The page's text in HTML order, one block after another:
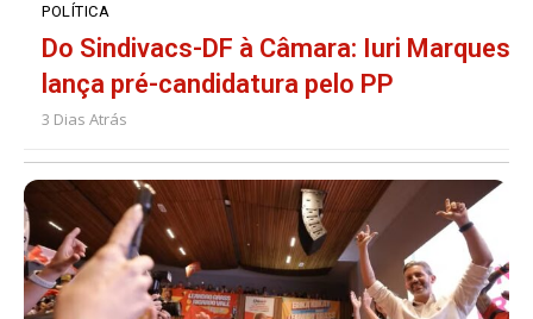
POLÍTICA
Do Sindivacs-DF à Câmara: Iuri Marques
lança pré-candidatura pelo PP
3 Dias Atrás